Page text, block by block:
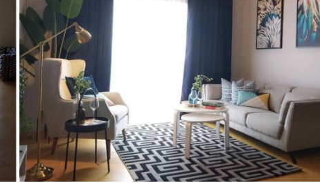
Bilik Tidur
Ruang Makan
Ruang Tamu
Direktori
Interior Design
Landskap
DIY
Bilik Air
Bilik Tidur
Dapur